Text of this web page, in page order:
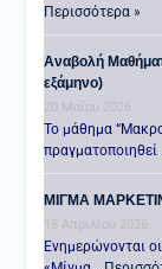
Περισσότερα »
Αναβολή
εξάμηνο)
20 Μαΐου 2026
Το μάθημα
πραγματοποιηθεί
ΜΙΓΜΑ
18 Απριλίου 2026
Ενημερώνονται